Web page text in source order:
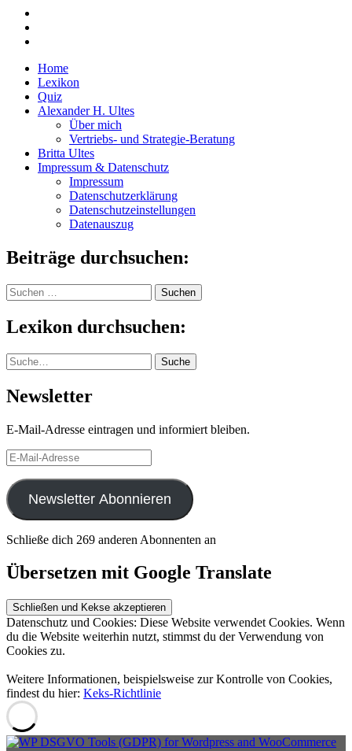
Home
Lexikon
Quiz
Alexander H. Ultes
Über mich
Vertriebs- und Strategie-Beratung
Britta Ultes
Impressum & Datenschutz
Impressum
Datenschutzerklärung
Datenschutzeinstellungen
Datenauszug
Beiträge durchsuchen:
Suchen
nach:
Lexikon durchsuchen:
Suche Suche
Newsletter
E-Mail-Adresse eintragen und informiert bleiben.
E-
Mail-
Adresse
Newsletter Abonnieren
Schließe dich 269 anderen Abonnenten an
Übersetzen mit Google Translate
Datenschutz und Cookies: Diese Website verwendet Cookies. Wenn
du die Website weiterhin nutzt, stimmst du der Verwendung von
Cookies zu.
Weitere Informationen, beispielsweise zur Kontrolle von Cookies,
findest du hier: Keks-Richtlinie